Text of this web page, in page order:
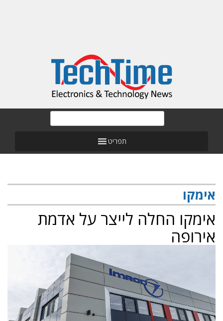
תפריט
אימקו
אימקו החלה לייצר על אדמת
אירופה